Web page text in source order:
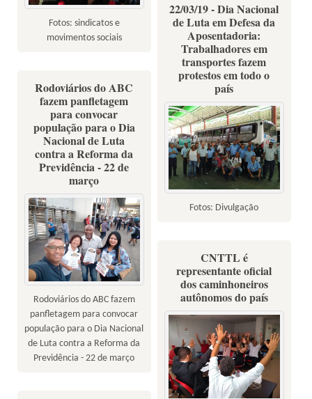
Fotos: sindicatos e
movimentos sociais
22/03/19 - Dia Nacional
de Luta em Defesa da
Aposentadoria:
Trabalhadores em
transportes fazem
protestos em todo o
país
Fotos: Divulgação
Rodoviários do ABC
fazem panfletagem
para convocar
população para o Dia
Nacional de Luta
contra a Reforma da
Previdência - 22 de
março
Rodoviários do ABC fazem
panfletagem para convocar
população para o Dia Nacional
de Luta contra a Reforma da
Previdência - 22 de março
CNTTL é
representante oficial
dos caminhoneiros
autônomos do país